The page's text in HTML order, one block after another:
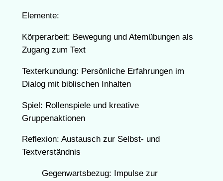
Elemente:
Körperarbeit: Bewegung und Atemübungen als
Zugang zum Text
Texterkundung: Persönliche Erfahrungen im
Dialog mit biblischen Inhalten
Spiel: Rollenspiele und kreative
Gruppenaktionen
Reflexion: Austausch zur Selbst- und
Textverständnis
Gegenwartsbezug: Impulse zur